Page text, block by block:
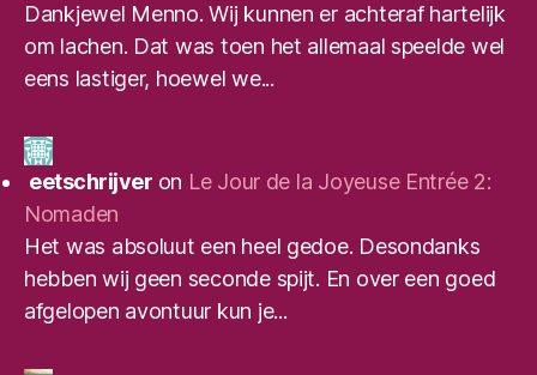
Dankjewel Menno. Wij kunnen er achteraf hartelijk
om lachen. Dat was toen het allemaal speelde wel
eens lastiger, hoewel we...
eetschrijver on Le Jour de la Joyeuse Entrée 2:
Nomaden
Het was absoluut een heel gedoe. Desondanks
hebben wij geen seconde spijt. En over een goed
afgelopen avontuur kun je...